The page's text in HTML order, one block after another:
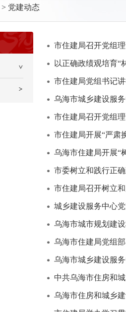
> 党建动态
市住建局召开党组
以正确政绩观培育“
市住建局党组书记
乌海市城乡建设服
市住建局召开党组
市住建局开展“严肃
乌海市住建局开展“
市委树立和践行正
市住建局召开树立
城乡建设服务中心
乌海市城市规划建
乌海市住建局党组
乌海市城乡建设服
中共乌海市住房和
乌海市住房和城乡